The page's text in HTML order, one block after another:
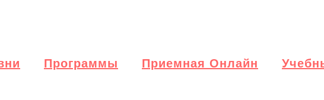
Программы Приемная Онлайн